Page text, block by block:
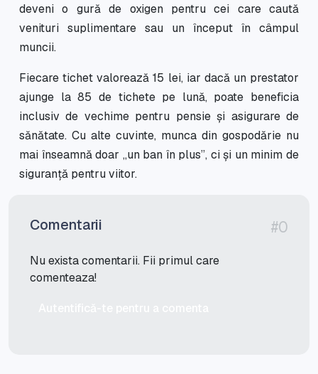
deveni o gură de oxigen pentru cei care caută
venituri suplimentare sau un început în câmpul
muncii.
Fiecare tichet valorează 15 lei, iar dacă un prestator
ajunge la 85 de tichete pe lună, poate beneficia
inclusiv de vechime pentru pensie și asigurare de
sănătate. Cu alte cuvinte, munca din gospodărie nu
mai înseamnă doar „un ban în plus”, ci și un minim de
siguranță pentru viitor.
Comentarii #0
Nu exista comentarii. Fii primul care
comenteaza!